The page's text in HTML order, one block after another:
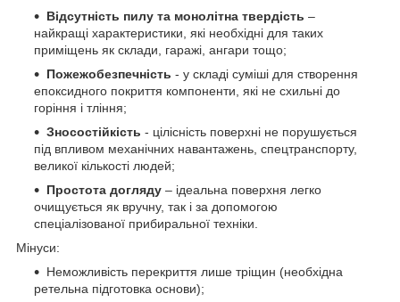
Відсутність пилу та монолітна твердість –
найкращі характеристики, які необхідні для таких
приміщень як склади, гаражі, ангари тощо;
Пожежобезпечність - у складі суміші для створення
епоксидного покриття компоненти, які не схильні до
горіння і тління;
Зносостійкість - цілісність поверхні не порушується
під впливом механічних навантажень, спецтранспорту,
великої кількості людей;
Простота догляду – ідеальна поверхня легко
очищується як вручну, так і за допомогою
спеціалізованої прибиральної техніки.
Мінуси:
Неможливість перекриття лише тріщин (необхідна
ретельна підготовка основи);